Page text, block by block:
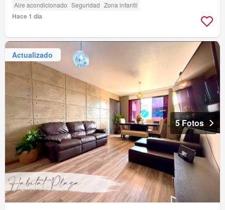
Aire acondicionado Seguridad Zona infantil
Hace 1 día
Actualizado
5 Fotos